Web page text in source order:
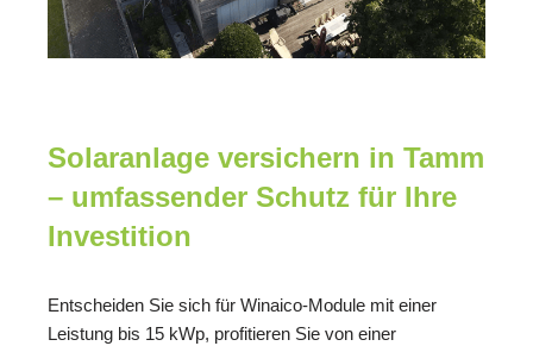
Solaranlage versichern in Tamm
– umfassender Schutz für Ihre
Investition
Entscheiden Sie sich für Winaico-Module mit einer
Leistung bis 15 kWp, profitieren Sie von einer